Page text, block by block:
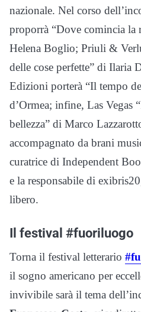
nazionale. Nel corso
proporrà “Dove comincia
Helena Boglio; Priuli &
delle cose perfette” di Ilaria
Edizioni porterà “Il tempo
d’Ormea; infine, Las Vegas
bellezza” di Marco
accompagnato da brani
curatrice di Independent
e la responsabile di
libero.
Il festival #fuoriluogo
Torna il festival letterario
il sogno americano per
invivibile sarà il tema